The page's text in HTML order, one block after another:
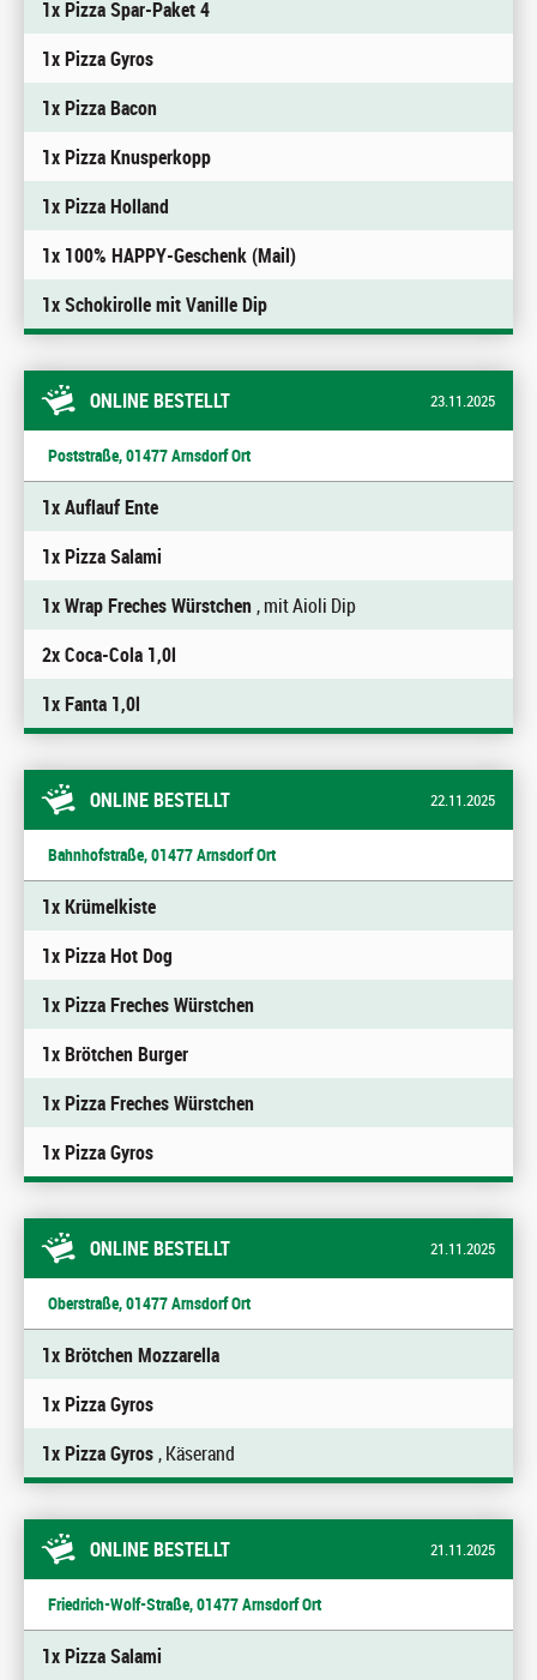
1x Pizza Spar-Paket 4
1x Pizza Gyros
1x Pizza Bacon
1x Pizza Knusperkopp
1x Pizza Holland
1x 100% HAPPY-Geschenk (Mail)
1x Schokirolle mit Vanille Dip
ONLINE BESTELLT 23.11.2025
Poststraße, 01477 Arnsdorf Ort
1x Auflauf Ente
1x Pizza Salami
1x Wrap Freches Würstchen, mit Aioli Dip
2x Coca-Cola 1,0l
1x Fanta 1,0l
ONLINE BESTELLT 22.11.2025
Bahnhofstraße, 01477 Arnsdorf Ort
1x Krümelkiste
1x Pizza Hot Dog
1x Pizza Freches Würstchen
1x Brötchen Burger
1x Pizza Freches Würstchen
1x Pizza Gyros
ONLINE BESTELLT 21.11.2025
Oberstraße, 01477 Arnsdorf Ort
1x Brötchen Mozzarella
1x Pizza Gyros
1x Pizza Gyros, Käserand
ONLINE BESTELLT 21.11.2025
Friedrich-Wolf-Straße, 01477 Arnsdorf Ort
1x Pizza Salami